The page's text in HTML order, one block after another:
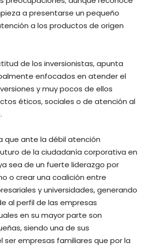
a presentarse un pequeño
a los productos de origen
de los inversionistas, apunta
enfocados en atender el
y muy pocos de ellos
éticos, sociales o de atención al
que ante la débil atención
de la ciudadanía corporativa en
sea de un fuerte liderazgo por
o crear una coalición entre
y universidades, generando
al perfil de las empresas
en su mayor parte son
siendo una de sus
ser empresas familiares que por la